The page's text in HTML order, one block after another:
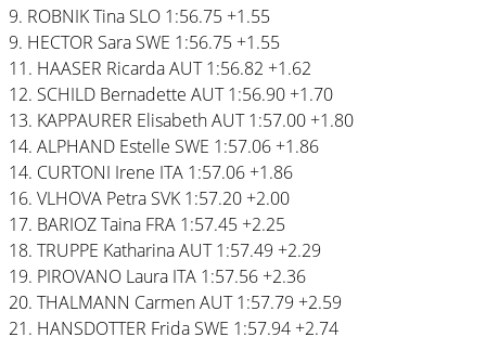
9. ROBNIK Tina SLO 1:56.75 +1.55
9. HECTOR Sara SWE 1:56.75 +1.55
11. HAASER Ricarda AUT 1:56.82 +1.62
12. SCHILD Bernadette AUT 1:56.90 +1.70
13. KAPPAURER Elisabeth AUT 1:57.00 +1.80
14. ALPHAND Estelle SWE 1:57.06 +1.86
14. CURTONI Irene ITA 1:57.06 +1.86
16. VLHOVA Petra SVK 1:57.20 +2.00
17. BARIOZ Taina FRA 1:57.45 +2.25
18. TRUPPE Katharina AUT 1:57.49 +2.29
19. PIROVANO Laura ITA 1:57.56 +2.36
20. THALMANN Carmen AUT 1:57.79 +2.59
21. HANSDOTTER Frida SWE 1:57.94 +2.74